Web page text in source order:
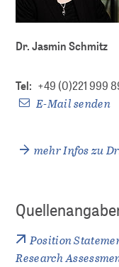
Dr. Jasmin Schmitz
Tel: +49 (0)221 999
E-Mail senden
mehr Infos zu
Position
Research